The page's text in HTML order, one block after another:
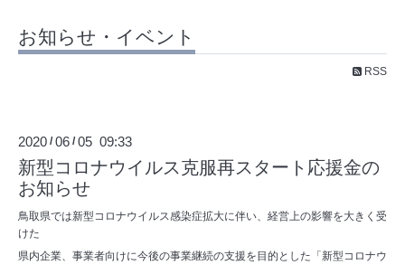
お知らせ・イベント
RSS
2020 /06 /05 09:33
新型コロナウイルス克服再スタート応援金の
お知らせ
鳥取県では新型コロナウイルス感染症拡大に伴い、経営上の影響を大きく受
けた
県内企業、事業者向けに今後の事業継続の支援を目的とした「新型コロナウ